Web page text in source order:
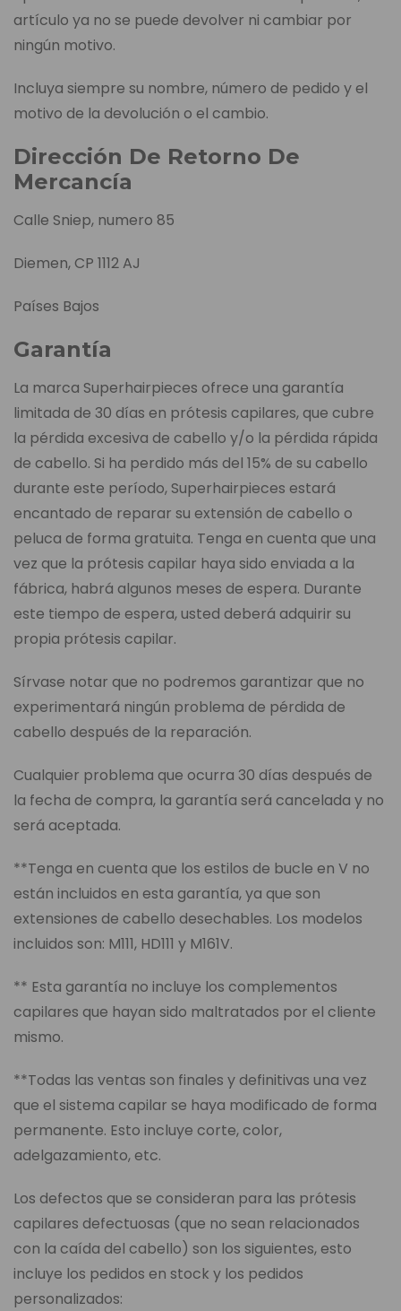
artículo ya no se puede devolver ni cambiar por
ningún motivo.
Incluya siempre su nombre, número de pedido y el
motivo de la devolución o el cambio.
Dirección De Retorno De
Mercancía
Calle Sniep, numero 85
Diemen, CP 1112 AJ
Países Bajos
Garantía
La marca Superhairpieces ofrece una garantía
limitada de 30 días en prótesis capilares, que cubre
la pérdida excesiva de cabello y/o la pérdida rápida
de cabello. Si ha perdido más del 15% de su cabello
durante este período, Superhairpieces estará
encantado de reparar su extensión de cabello o
peluca de forma gratuita. Tenga en cuenta que una
vez que la prótesis capilar haya sido enviada a la
fábrica, habrá algunos meses de espera. Durante
este tiempo de espera, usted deberá adquirir su
propia prótesis capilar.
Sírvase notar que no podremos garantizar que no
experimentará ningún problema de pérdida de
cabello después de la reparación.
Cualquier problema que ocurra 30 días después de
la fecha de compra, la garantía será cancelada y no
será aceptada.
**Tenga en cuenta que los estilos de bucle en V no
están incluidos en esta garantía, ya que son
extensiones de cabello desechables. Los modelos
incluidos son: M111, HD111 y M161V.
** Esta garantía no incluye los complementos
capilares que hayan sido maltratados por el cliente
mismo.
**Todas las ventas son finales y definitivas una vez
que el sistema capilar se haya modificado de forma
permanente. Esto incluye corte, color,
adelgazamiento, etc.
Los defectos que se consideran para las prótesis
capilares defectuosas (que no sean relacionados
con la caída del cabello) son los siguientes, esto
incluye los pedidos en stock y los pedidos
personalizados: